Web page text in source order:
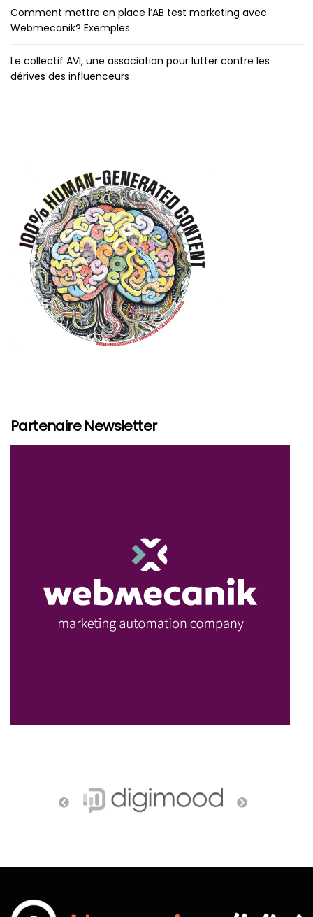
Comment mettre en place l’AB test marketing avec
Webmecanik? Exemples
Le collectif AVI, une association pour lutter contre les
dérives des influenceurs
Partenaire Newsletter